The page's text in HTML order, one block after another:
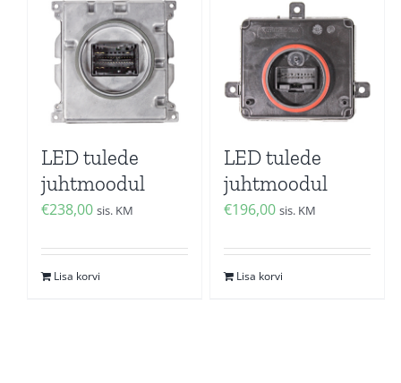
LED tulede
juhtmoodul
€238,00 sis. KM
Lisa korvi
LED tulede
juhtmoodul
€196,00 sis. KM
Lisa korvi